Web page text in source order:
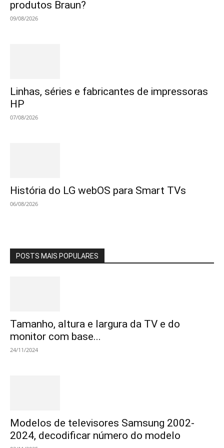
produtos Braun?
09/08/2026
Linhas, séries e fabricantes de impressoras
HP
07/08/2026
História do LG webOS para Smart TVs
06/08/2026
POSTS MAIS POPULARES
Tamanho, altura e largura da TV e do
monitor com base...
24/11/2024
Modelos de televisores Samsung 2002-
2024, decodificar número do modelo